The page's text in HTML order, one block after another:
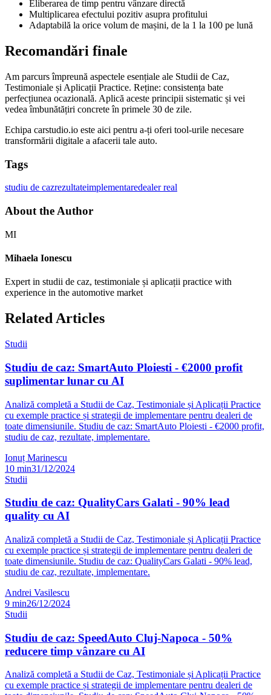
Eliberarea de timp pentru vânzare directă
Multiplicarea efectului pozitiv asupra profitului
Adaptabilă la orice volum de mașini, de la 1 la 100 pe lună
Recomandări finale
Am parcurs împreună aspectele esențiale ale Studii de Caz,
Testimoniale și Aplicații Practice. Reține: consistența bate
perfecțiunea ocazională. Aplică aceste principii sistematic și vei
vedea îmbunătățiri concrete în primele 30 de zile.
Echipa carstudio.io este aici pentru a-ți oferi tool-urile necesare
transformării digitale a afacerii tale auto.
Tags
studiu de cazrezultateimplementaredealer real
About the Author
MI
Mihaela Ionescu
Expert in studii de caz, testimoniale și aplicații practice with
experience in the automotive market
Related Articles
Studii
Studiu de caz: SmartAuto Ploiesti - €2000 profit
suplimentar lunar cu AI
Analiză completă a Studii de Caz, Testimoniale și Aplicații Practice
cu exemple practice și strategii de implementare pentru dealeri de
toate dimensiunile. Studiu de caz: SmartAuto Ploiesti - €2000 profit,
studiu de caz, rezultate, implementare.
Ionuț Marinescu
10 min31/12/2024
Studii
Studiu de caz: QualityCars Galati - 90% lead
quality cu AI
Analiză completă a Studii de Caz, Testimoniale și Aplicații Practice
cu exemple practice și strategii de implementare pentru dealeri de
toate dimensiunile. Studiu de caz: QualityCars Galati - 90% lead,
studiu de caz, rezultate, implementare.
Andrei Vasilescu
9 min26/12/2024
Studii
Studiu de caz: SpeedAuto Cluj-Napoca - 50%
reducere timp vânzare cu AI
Analiză completă a Studii de Caz, Testimoniale și Aplicații Practice
cu exemple practice și strategii de implementare pentru dealeri de